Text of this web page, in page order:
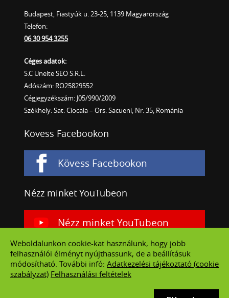
Budapest, Fiastyúk u. 23-25, 1139 Magyarország
Telefon:
06 30 954 3255
Céges adatok:
S.C Unelte SEO S.R.L.
Adószám: RO25829552
Cégjegyzékszám: J05/990/2009
Székhely: Sat. Ciocaia – Ors. Sacueni, Nr. 35, Románia
Kövess Facebookon
Kövess Facebookon
Nézz minket YouTubeon
Nézz minket YouTubeon
Weboldalunkon cookie-kat használunk, hogy jobb
felhasználói élményt nyújthassunk, de a beállításuk
módosítható. További infó: Adatkezelési tájékoztató (cookie
szabályzat) Felhasználási feltételek